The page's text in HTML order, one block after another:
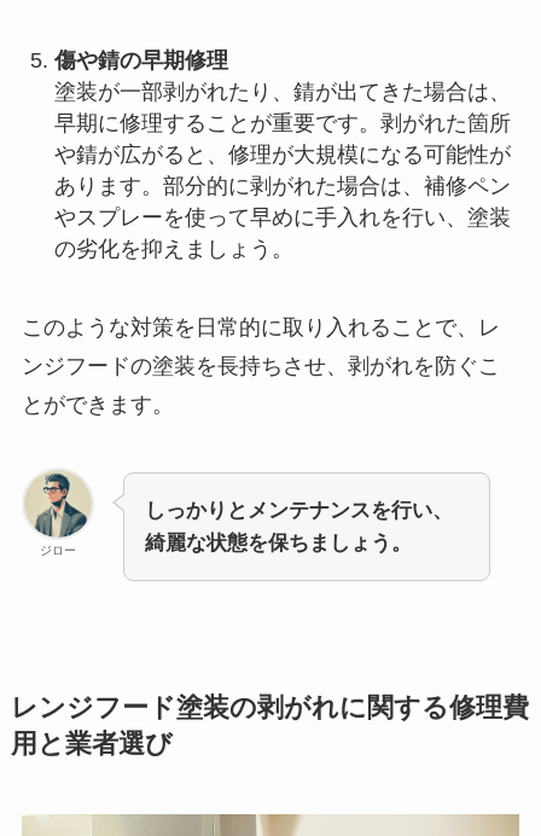
傷や錆の早期修理
塗装が一部剥がれたり、錆が出てきた場合は、
早期に修理することが重要です。剥がれた箇所
や錆が広がると、修理が大規模になる可能性が
あります。部分的に剥がれた場合は、補修ペン
やスプレーを使って早めに手入れを行い、塗装
の劣化を抑えましょう。
このような対策を日常的に取り入れることで、レ
ンジフードの塗装を長持ちさせ、剥がれを防ぐこ
とができます。
ジロー
しっかりとメンテナンスを行い、
綺麗な状態を保ちましょう。
レンジフード塗装の剥がれに関する修理費
用と業者選び